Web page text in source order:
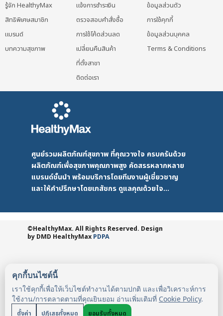
คุกกี้บนไซต์นี้
เราใช้คุกกี้เพื่อให้เว็บไซต์ทำงานได้ตามปกติ และเพื่อวิเคราะห์การ
ใช้งาน/การตลาดตามที่คุณยินยอม อ่านเพิ่มเติมที่ Cookie Policy.
ตั้งค่า ปฏิเสธทั้งหมด ยอมรับทั้งหมด
รู้จัก HealthyMax
สิทธิพิเศษสมาชิก
แบรนด์
บทความสุขภาพ
แจ้งการชำระเงิน
ตรวจสอบคำสั่งซื้อ
การใช้โค้ดส่วนลด
เปลี่ยนคืนสินค้า
ที่ตั้งสาขา
ติดต่อเรา
ข้อมูลส่วนตัว
การใช้คุกกี้
ข้อมูลส่วนบุคคล
Terms & Conditions
ศูนย์รวมผลิตภัณฑ์สุขภาพ ที่คุณวางใจ ครบครันด้วย
ผลิตภัณฑ์เพื่อสุขภาพคุณภาพสูง คัดสรรหลากหลาย
แบรนด์ชั้นนำ พร้อมบริการโดยทีมงานผู้เชี่ยวชาญ
และให้คำปรึกษาโดยเภสัชกร ดูแลคุณด้วยใจ...
©HealthyMax. All Rights Reserved. Design
by DMD HealthyMax PDPA